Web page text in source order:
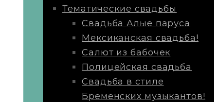
Тематические свадьбы
Свадьба Алые паруса
Мексиканская свадьба!
Салют из бабочек
Полицейская свадьба
Свадьба в стиле
Бременских музыкантов!